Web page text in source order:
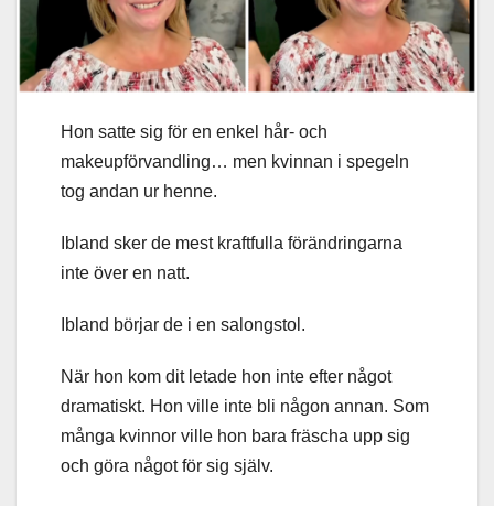
Hon satte sig för en enkel hår- och
makeupförvandling… men kvinnan i spegeln
tog andan ur henne.
Ibland sker de mest kraftfulla förändringarna
inte över en natt.
Ibland börjar de i en salongstol.
När hon kom dit letade hon inte efter något
dramatiskt. Hon ville inte bli någon annan. Som
många kvinnor ville hon bara fräscha upp sig
och göra något för sig själv.